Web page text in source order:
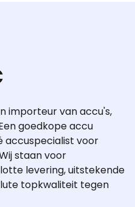
importeur van accu's,
goedkope accu
accuspecialist voor
staan voor
levering, uitstekende
topkwaliteit tegen